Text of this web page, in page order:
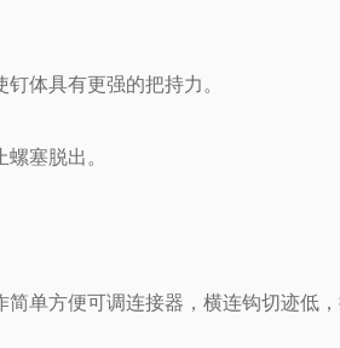
体具有更强的把持力。
塞脱出。
简单方便可调连接器，横连钩切迹低